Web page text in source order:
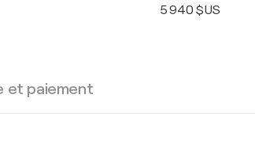
5 940 $US
et paiement